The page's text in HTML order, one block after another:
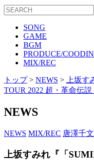
SONG
GAME
BGM
PRODUCE/
MIX/REC
トップ> NEWS >
上坂
TOUR 2022 超・革命伝説
NEWS
NEWS MIX/REC 唐澤千文
上坂すみれ『「